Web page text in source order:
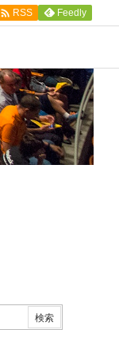
 RSS Feedly